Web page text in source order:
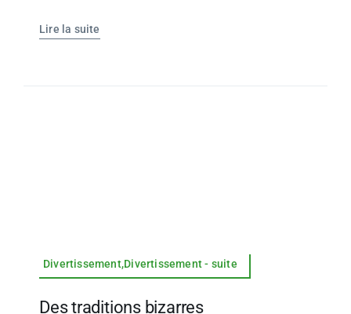
Lire la suite
Divertissement,Divertissement - suite
Des traditions bizarres